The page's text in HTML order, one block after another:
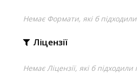
Немає Формати, які б
Ліцензії
Немає Ліцензії, які б